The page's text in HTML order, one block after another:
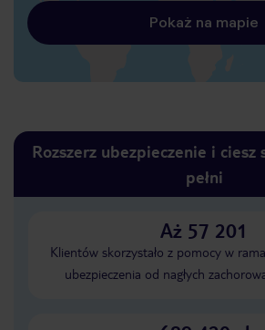
Pokaż na mapie
Rozszerz ubezpieczenie i ciesz
pełni
Aż 57 201
Klientów skorzystało z pomocy w
ubezpieczenia od nagłych